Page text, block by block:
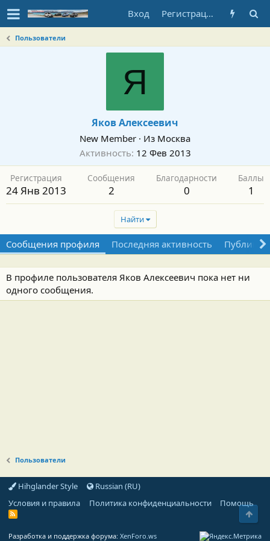
Вход Регистрация
Пользователи
Я
Яков Алексеевич
New Member · Из Москва
Активность 12 Фев 2013
Регистрация
24 Янв 2013
Сообщения
2
Благодарности
0
Баллы
1
Найти
Сообщения профиля Последняя активность
В профиле пользователя Яков Алексеевич пока нет ни
одного сообщения.
Пользователи
Hihglander Style
Russian (RU)
Условия и правила
Политика конфиденциальности Помощь
R
Разработка и поддержка форума: XenForo.ws